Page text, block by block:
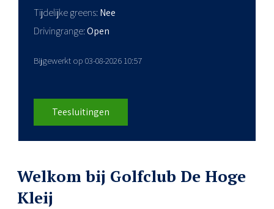
Tijdelijke greens Nee
Drivingrange Open
Bijgewerkt op 03-08-2026 10:57
Teesluitingen
Welkom bij Golfclub De Hoge
Kleij